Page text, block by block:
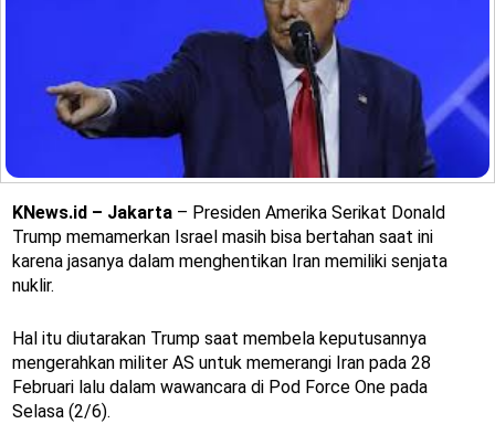
KNews.id – Jakarta – Presiden Amerika Serikat Donald
Trump memamerkan Israel masih bisa bertahan saat ini
karena jasanya dalam menghentikan Iran memiliki senjata
nuklir.
Hal itu diutarakan Trump saat membela keputusannya
mengerahkan militer AS untuk memerangi Iran pada 28
Februari lalu dalam wawancara di Pod Force One pada
Selasa (2/6).